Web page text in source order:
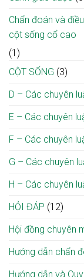
Chẩn đoán và
cột sống cổ cao
(1)
CỘT SỐNG (3)
D – Các chuyên
E – Các chuyên
F – Các chuyên
G – Các chuyên
H – Các chuyên
HỎI ĐÁP (12)
Hội đồng chuyên
Hướng dẫn chẩn
Hướng dẫn và